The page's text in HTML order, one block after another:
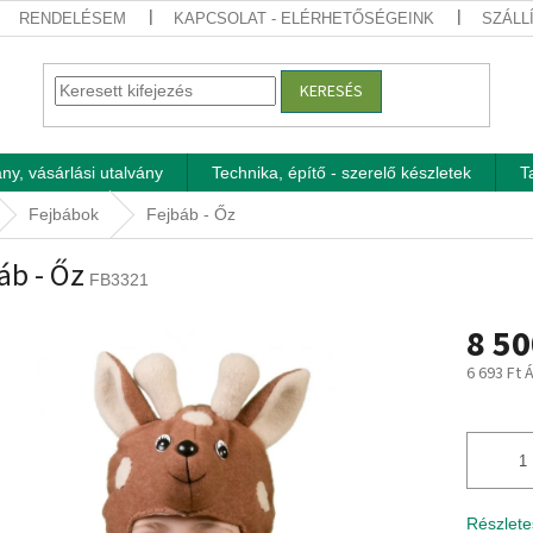
RENDELÉSEM KAPCSOLAT - ELÉRHETŐSÉGEINK
KERESÉS
vásárlási utalvány Technika, építő - szerelő készletek
Fejbábok Fejbáb - Őz
- Őz FB3321
8
6 693 Ft